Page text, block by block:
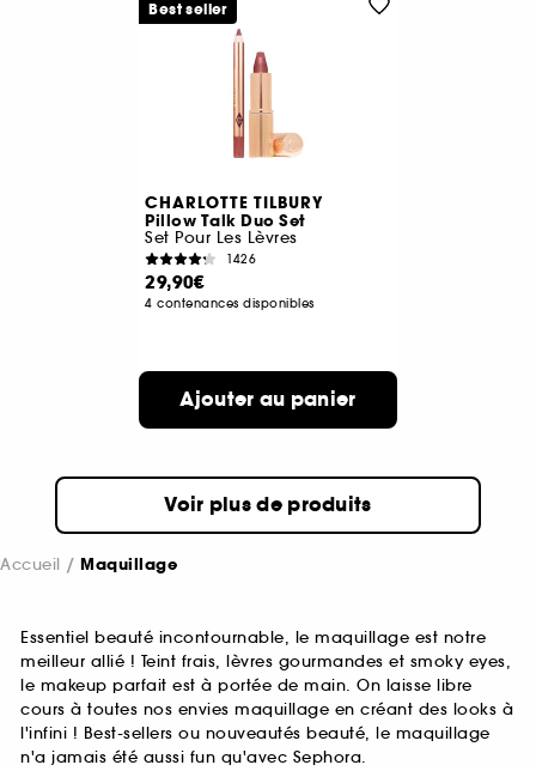
CHARLOTTE TILBURY
Pillow Talk Duo Set
Set Pour Les Lèvres
1426
29,90€
4 contenances disponibles
Ajouter au panier
Best seller
Voir plus de produits
Accueil Maquillage
Essentiel beauté incontournable, le maquillage est notre
meilleur allié ! Teint frais, lèvres gourmandes et smoky eyes,
le makeup parfait est à portée de main. On laisse libre
cours à toutes nos envies maquillage en créant des looks à
l'infini ! Best-sellers ou nouveautés beauté, le maquillage
n'a jamais été aussi fun qu'avec Sephora.